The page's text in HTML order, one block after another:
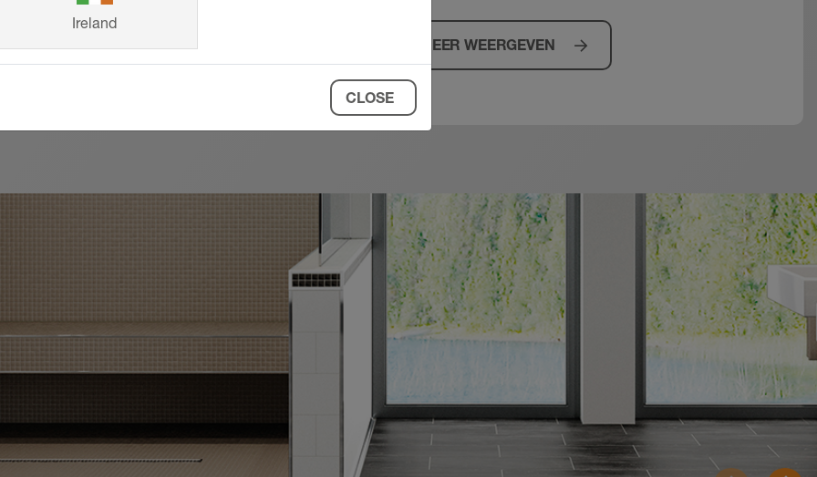
MEER WEERGEVEN
Ireland
CLOSE